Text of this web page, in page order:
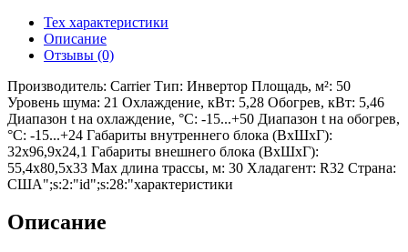
Тех характеристики
Описание
Отзывы (0)
Производитель: Carrier Тип: Инвертор Площадь, м²: 50
Уровень шума: 21 Охлаждение, кВт: 5,28 Обогрев, кВт: 5,46
Диапазон t на охлаждение, °С: -15...+50 Диапазон t на обогрев,
°С: -15...+24 Габариты внутреннего блока (ВхШхГ):
32х96,9x24,1 Габариты внешнего блока (ВхШхГ):
55,4х80,5х33 Max длина трассы, м: 30 Хладагент: R32 Страна:
США";s:2:"id";s:28:"характеристики
Описание